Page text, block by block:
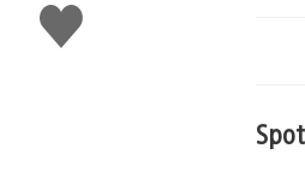
Gefällt
mir